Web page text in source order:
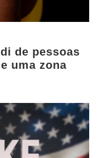
de pessoas
uma zona